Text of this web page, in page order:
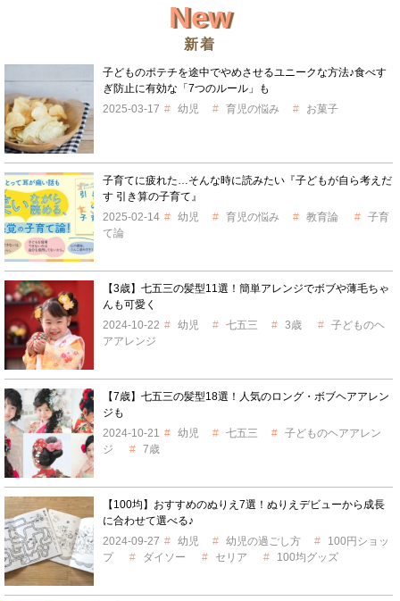
New
新着
子どものポテチを途中でやめさせるユニークな方法♪食べす
ぎ防止に有効な「7つのルール」も
2025-03-17
幼児 育児の悩み お菓子
子育てに疲れた…そんな時に読みたい『子どもが自ら考えだ
す 引き算の子育て』
2025-02-14
幼児 育児の悩み 教育論
子育
て論
【3歳】七五三の髪型11選！簡単アレンジでボブや薄毛ちゃ
んも可愛く
2024-10-22
幼児 七五三 3歳
子どものヘ
アアレンジ
【7歳】七五三の髪型18選！人気のロング・ボブヘアアレン
ジも
2024-10-21
幼児 七五三
子どものヘアアレン
ジ
7歳
【100均】おすすめのぬりえ7選！ぬりえデビューから成長
に合わせて選べる♪
2024-09-27
幼児 幼児の過ごし方
100円ショッ
プ
ダイソー セリア 100均グッズ